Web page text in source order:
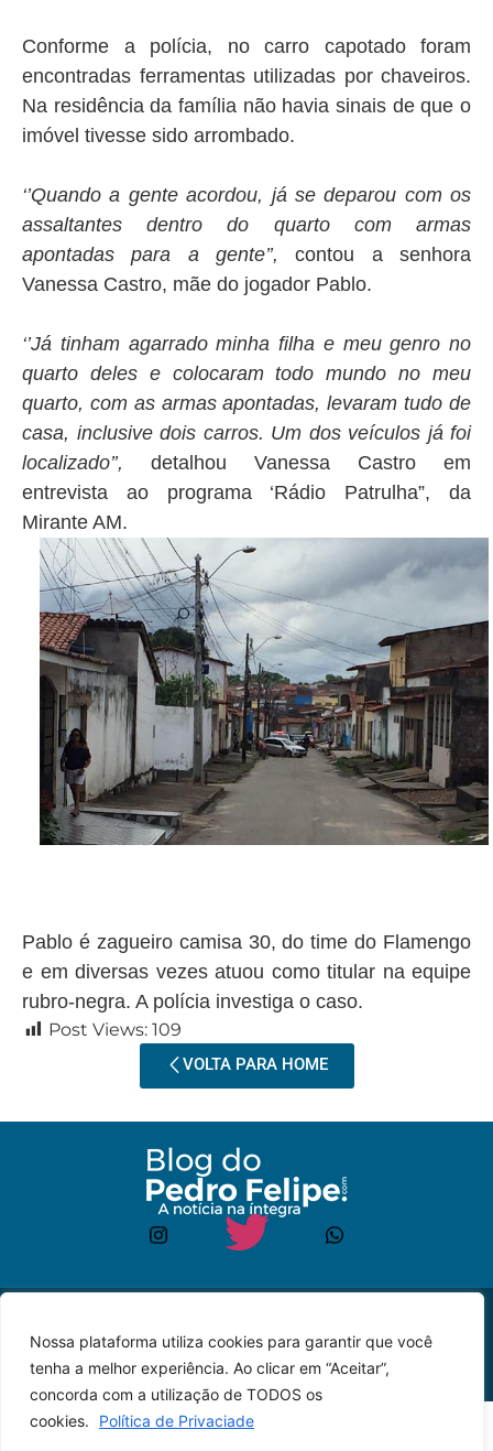
Nossa plataforma utiliza cookies para garantir que você
tenha a melhor experiência. Ao clicar em “Aceitar”,
concorda com a utilização de TODOS os
cookies.
Política de Privaciade
Conforme a polícia, no carro capotado foram
encontradas ferramentas utilizadas por chaveiros.
Na residência da família não havia sinais de que o
imóvel tivesse sido arrombado.
‘’Quando a gente acordou, já se deparou com os
assaltantes dentro do quarto com armas
apontadas para a gente’’, contou a senhora
Vanessa Castro, mãe do jogador Pablo.
‘’Já tinham agarrado minha filha e meu genro no
quarto deles e colocaram todo mundo no meu
quarto, com as armas apontadas, levaram tudo de
casa, inclusive dois carros. Um dos veículos já foi
localizado’’, detalhou Vanessa Castro em
entrevista ao programa ‘Rádio Patrulha”, da
Mirante AM.
Pablo é zagueiro camisa 30, do time do Flamengo
e em diversas vezes atuou como titular na equipe
rubro-negra. A polícia investiga o caso.
Post Views: 109
VOLTA PARA HOME
direitos reservados.
Lyra